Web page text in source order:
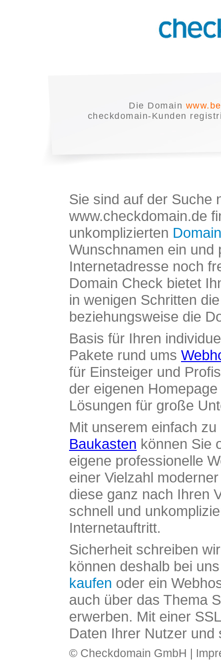
Die Domain
checkdomain-Kunden
Sie sind auf der Suche
www.checkdomain.de
unkomplizierten
Wunschnamen ein und
Internetadresse noch
Domain Check bietet
in wenigen Schritten
beziehungsweise die
Basis für Ihren
Pakete rund ums
für Einsteiger und
der eigenen
Lösungen für große
Mit unserem einfach
Baukasten können Sie
eigene professionelle
einer Vielzahl
diese ganz nach Ihren
schnell und
Internetauftritt.
Sicherheit schreiben
können deshalb bei
kaufen oder ein
auch über das Thema
erwerben. Mit einer
Daten Ihrer Nutzer und
© Checkdomain GmbH |